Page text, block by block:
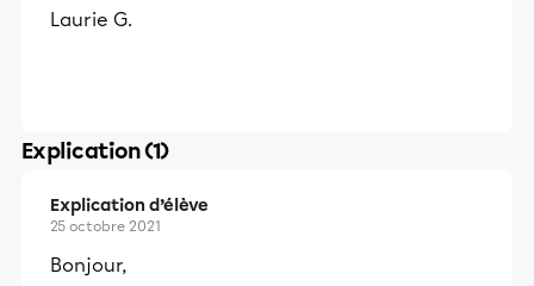
Laurie G.
Explication (1)
Explication d’élève
25 octobre 2021
Bonjour,